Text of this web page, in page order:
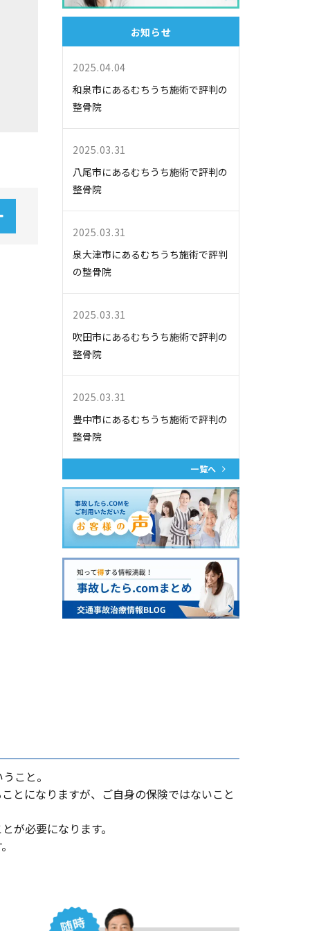
お知らせ
2025.04.04
和泉市にあるむちうち施術で評判の
整骨院
2025.03.31
八尾市にあるむちうち施術で評判の
整骨院
2025.03.31
泉大津市にあるむちうち施術で評判
の整骨院
2025.03.31
吹田市にあるむちうち施術で評判の
整骨院
2025.03.31
豊中市にあるむちうち施術で評判の
整骨院
一覧へ
こと。
とになりますが、ご⾃⾝の保険ではないこと
が必要になります。